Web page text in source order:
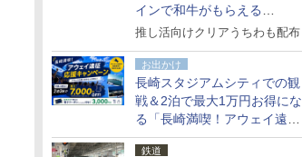
インで和牛がもらえる
「GO！GO！長崎スタンプラ
推し活向けクリアうちわも配布
お出かけ
長崎スタジアムシティでの観
戦＆2泊で最大1万円お得にな
る「長崎満喫！アウェイ遠征
応援キャンペーン」
鉄道